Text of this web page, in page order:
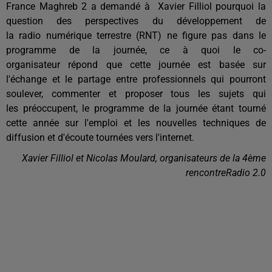
France Maghreb 2 a demandé à Xavier Filliol pourquoi la
question des perspectives du développement de
la radio numérique terrestre (RNT) ne figure pas dans le
programme de la journée, ce à quoi le co-
organisateur répond que cette journée est basée sur
l'échange et le partage entre professionnels qui pourront
soulever, commenter et proposer tous les sujets qui
les préoccupent, le programme de la journée étant tourné
cette année sur l'emploi et les nouvelles techniques de
diffusion et d'écoute tournées vers l'internet.
Xavier Filliol et Nicolas Moulard, organisateurs de la 4ème
rencontreRadio 2.0